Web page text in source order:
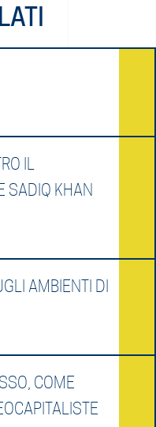
IL
SADIQ KHAN
AMBIENTI DI
COME